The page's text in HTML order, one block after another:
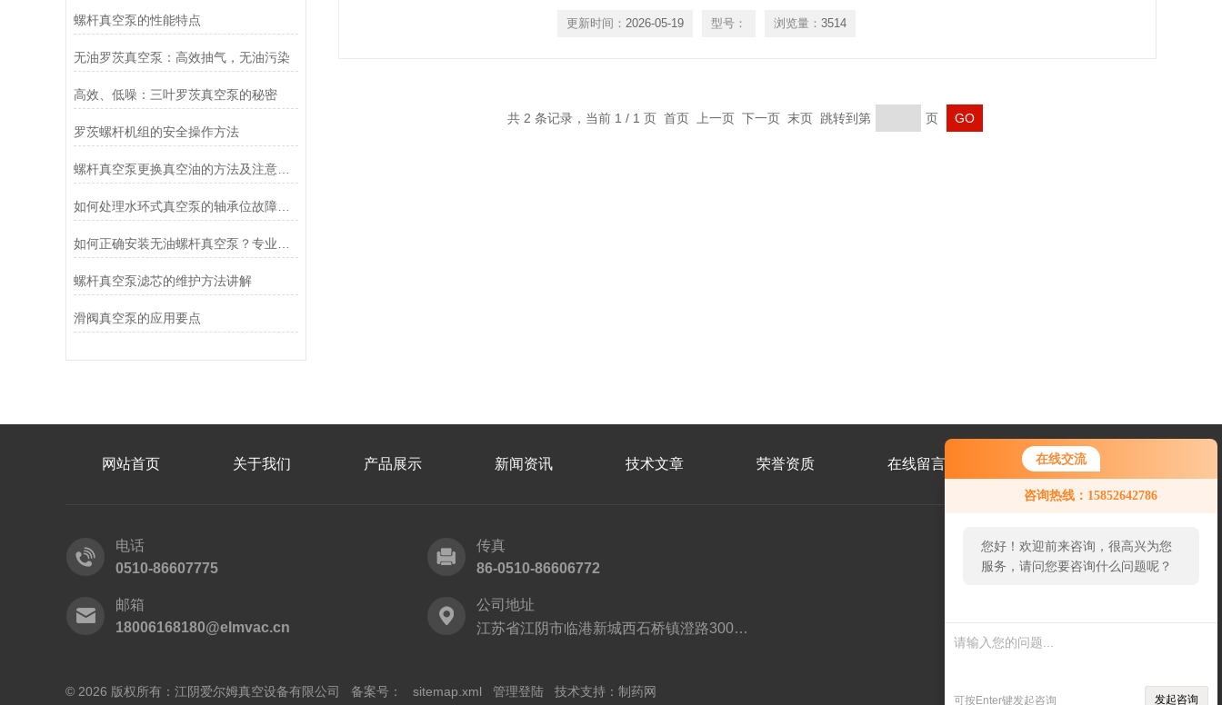
在线交流
咨询热线：15852642786
您好！欢迎前来咨询，很高兴为您
服务，请问您要咨询什么问题呢？
可按Enter键发起咨询 发起咨询
螺杆真空泵的性能特点
无油罗茨真空泵：高效抽气，无油污染
高效、低噪：三叶罗茨真空泵的秘密
罗茨螺杆机组的安全操作方法
螺杆真空泵更换真空油的方法及注意事项讲解
如何处理水环式真空泵的轴承位故障问题？
螺杆真空泵滤芯的维护方法讲解
滑阀真空泵的应用要点
叶轮，2BV2系列全部配备不锈钢圆盘/叶轮。强度高，经久耐用，并提高
更新时间： 2026-05-19 型号： 浏览量： 3514
共 2 条记录，当前 1 / 1 页 首页 上一页 下一页 末页 跳转到第 页
网站首页 关于我们 产品展示 新闻资讯 技术文章 荣誉资质 在线留言 联系我们
电话
0510-86607775
传真
86-0510-86606772
邮箱
18006168180@elmvac.cn
公司地址
江苏省江阴市临港新城西石桥镇澄路3001号
© 2026 版权所有：江阴爱尔姆真空设备有限公司 备案号： sitemap.xml 管理登陆 技术支持： 制药网